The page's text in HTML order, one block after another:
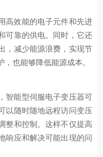
高效能的电子元件和先进
可靠的供电。同时，它还
，减少能源浪费，实现节
也能够降低能源成本。
智能型伺服电子变压器可
以随时随地远程访问变压
整和控制。这样不仅提高
响应和解决可能出现的问